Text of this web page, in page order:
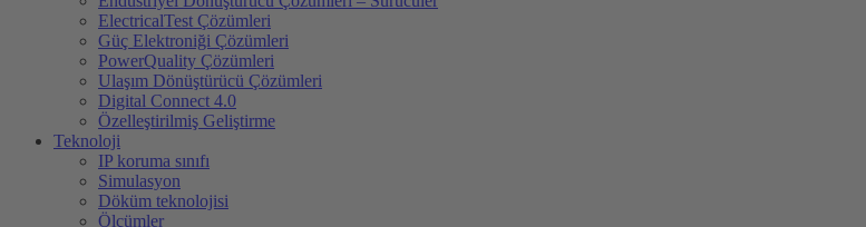
ElectricalTest Çözümleri
Güç Elektroniği Çözümleri
PowerQuality Çözümleri
Ulaşım Dönüştürücü Çözümleri
Digital Connect 4.0
Özelleştirilmiş Geliştirme
Teknoloji
IP koruma sınıfı
Simulasyon
Döküm teknolojisi
Ölçümler